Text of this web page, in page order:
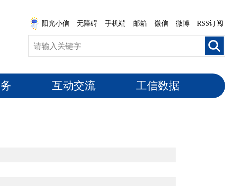
阳光小信 无障碍 手机端 邮箱 微信 微博 RSS订阅
互动交流 工信数据